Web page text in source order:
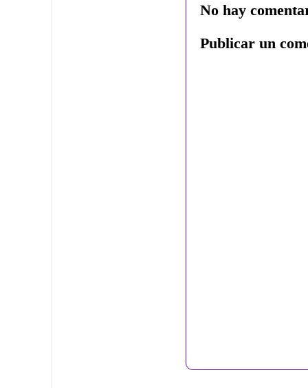
No hay
Publicar un